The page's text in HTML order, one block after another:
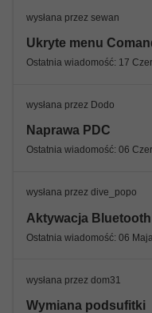
wysłana przez sewan
Ukryte menu
wysłana przez Dodo
Naprawa PDC
wysłana przez dive_popo
Aktywacja
wysłana przez dom31
Wymiana podsufitki